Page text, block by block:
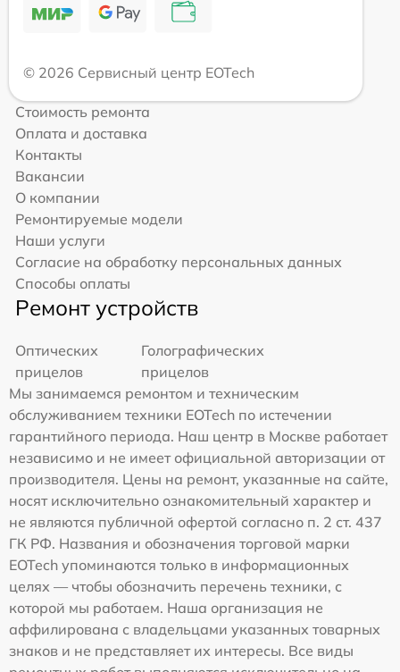
© 2026 Сервисный центр EOTech
Стоимость ремонта
Оплата и доставка
Контакты
Вакансии
О компании
Ремонтируемые модели
Наши услуги
Согласие на обработку персональных данных
Способы оплаты
Ремонт устройств
Оптических
прицелов
Голографических
прицелов
Мы занимаемся ремонтом и техническим
обслуживанием техники EOTech по истечении
гарантийного периода. Наш центр в Москве работает
независимо и не имеет официальной авторизации от
производителя. Цены на ремонт, указанные на сайте,
носят исключительно ознакомительный характер и
не являются публичной офертой согласно п. 2 ст. 437
ГК РФ. Названия и обозначения торговой марки
EOTech упоминаются только в информационных
целях — чтобы обозначить перечень техники, с
которой мы работаем. Наша организация не
аффилирована с владельцами указанных товарных
знаков и не представляет их интересы. Все виды